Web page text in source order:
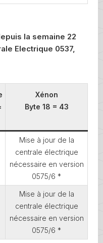
la semaine 22
Electrique 0537,
Xénon
Byte 18 = 43
Mise à jour de la
centrale électrique
nécessaire en version
0575/6 *
Mise à jour de la
centrale électrique
nécessaire en version
0575/6 *